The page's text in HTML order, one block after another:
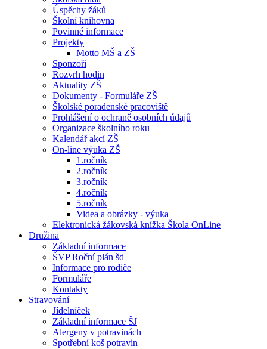
Úspěchy žáků
Školní knihovna
Povinné informace
Projekty
Motto MŠ a ZŠ
Sponzoři
Rozvrh hodin
Aktuality ZŠ
Dokumenty - Formuláře ZŠ
Školské poradenské pracoviště
Prohlášení o ochraně osobních údajů
Organizace školního roku
Kalendář akcí ZŠ
On-line výuka ZŠ
1.ročník
2.ročník
3.ročník
4.ročník
5.ročník
Videa a obrázky - výuka
Elektronická žákovská knížka Škola OnLine
Družina
Základní informace
ŠVP Roční plán šd
Informace pro rodiče
Formuláře
Kontakty
Stravování
Jídelníček
Základní informace ŠJ
Alergeny v potravinách
Spotřební koš potravin